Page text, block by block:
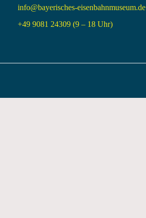
info@bayerisches-eisenbahnmuseum.de
+49 9081 24309 (9 – 18 Uhr)